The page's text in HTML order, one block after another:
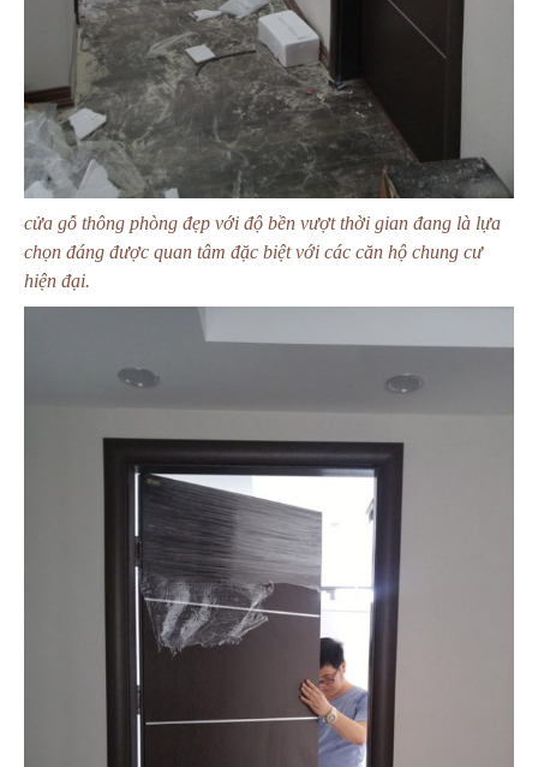
cửa gỗ thông phòng đẹp với độ bền vượt thời gian đang là lựa
chọn đáng được quan tâm đặc biệt với các căn hộ chung cư
hiện đại.